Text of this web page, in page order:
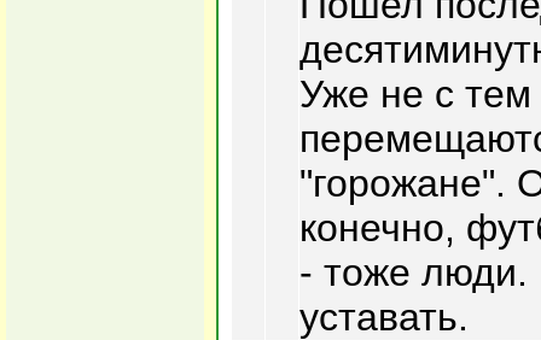
Уже не с
"горожане".
конечно,
- тоже люди.
уставать.